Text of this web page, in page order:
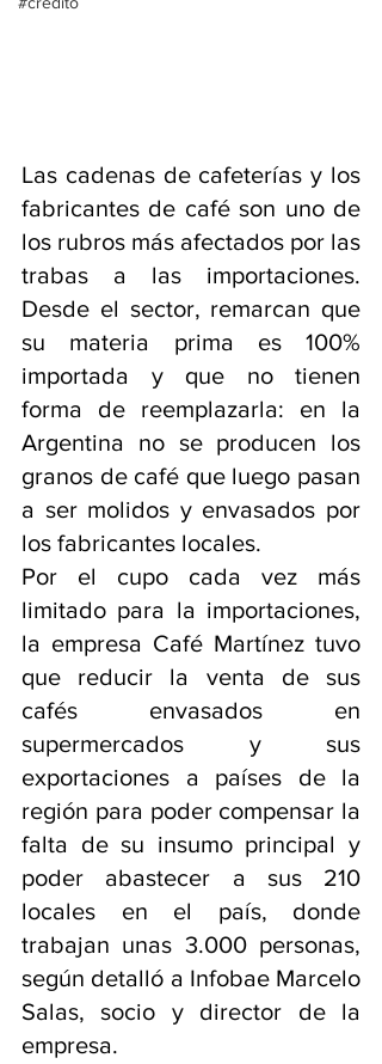
Las cadenas de cafeterías y los
fabricantes de café son uno de
los rubros más afectados por las
trabas a las importaciones.
Desde el sector, remarcan que
su materia prima es 100%
importada y que no tienen
forma de reemplazarla: en la
Argentina no se producen los
granos de café que luego pasan
a ser molidos y envasados por
los fabricantes locales.
Por el cupo cada vez más
limitado para la importaciones,
la empresa Café Martínez tuvo
que reducir la venta de sus
cafés envasados en
supermercados y sus
exportaciones a países de la
región para poder compensar la
falta de su insumo principal y
poder abastecer a sus 210
locales en el país, donde
trabajan unas 3.000 personas,
según detalló a Infobae Marcelo
Salas, socio y director de la
empresa.